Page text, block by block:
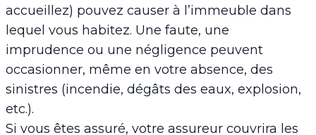
accueillez) pouvez causer à l’immeuble dans
lequel vous habitez. Une faute, une
imprudence ou une négligence peuvent
occasionner, même en votre absence, des
sinistres (incendie, dégâts des eaux, explosion,
etc.).
Si vous êtes assuré, votre assureur couvrira les